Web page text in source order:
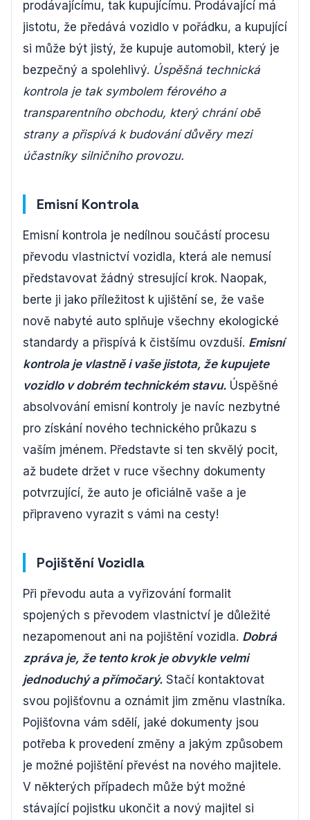
prodávajícímu, tak kupujícímu. Prodávající má
jistotu, že předává vozidlo v pořádku, a kupující
si může být jistý, že kupuje automobil, který je
bezpečný a spolehlivý. Úspěšná technická
kontrola je tak symbolem férového a
transparentního obchodu, který chrání obě
strany a přispívá k budování důvěry mezi
účastníky silničního provozu.
Emisní Kontrola
Emisní kontrola je nedílnou součástí procesu
převodu vlastnictví vozidla, která ale nemusí
představovat žádný stresující krok. Naopak,
berte ji jako příležitost k ujištění se, že vaše
nově nabyté auto splňuje všechny ekologické
standardy a přispívá k čistšímu ovzduší. Emisní
kontrola je vlastně i vaše jistota, že kupujete
vozidlo v dobrém technickém stavu. Úspěšné
absolvování emisní kontroly je navíc nezbytné
pro získání nového technického průkazu s
vaším jménem. Představte si ten skvělý pocit,
až budete držet v ruce všechny dokumenty
potvrzující, že auto je oficiálně vaše a je
připraveno vyrazit s vámi na cesty!
Pojištění Vozidla
Při převodu auta a vyřizování formalit
spojených s převodem vlastnictví je důležité
nezapomenout ani na pojištění vozidla. Dobrá
zpráva je, že tento krok je obvykle velmi
jednoduchý a přímočarý. Stačí kontaktovat
svou pojišťovnu a oznámit jim změnu vlastníka.
Pojišťovna vám sdělí, jaké dokumenty jsou
potřeba k provedení změny a jakým způsobem
je možné pojištění převést na nového majitele.
V některých případech může být možné
stávající pojistku ukončit a nový majitel si